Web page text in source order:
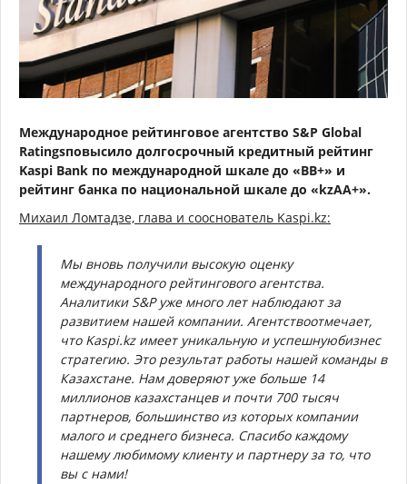
Международное рейтинговое агентство S&P Global
Ratingsповысило долгосрочный кредитный рейтинг
Kaspi Вank по международной шкале до «ВВ+» и
рейтинг банка по национальной шкале до «kzAА+».
Михаил Ломтадзе, глава и сооснователь Kaspi.kz:
Мы вновь получили высокую оценку
международного рейтингового агентства.
Аналитики S&P уже много лет наблюдают за
развитием нашей компании. Агентствоотмечает,
что Kaspi.kz имеет уникальную и успешнуюбизнес
стратегию. Это результат работы нашей команды в
Казахстане. Нам доверяют уже больше 14
миллионов казахстанцев и почти 700 тысяч
партнеров, большинство из которых компании
малого и среднего бизнеса. Спасибо каждому
нашему любимому клиенту и партнеру за то, что
вы с нами!